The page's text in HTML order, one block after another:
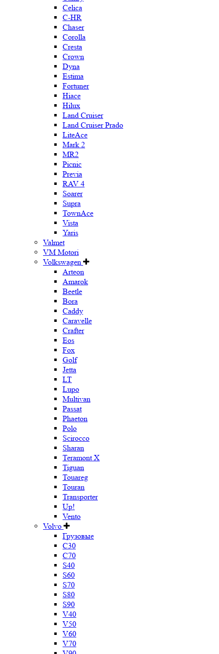
Celica
C-HR
Chaser
Corolla
Cresta
Crown
Dyna
Estima
Fortuner
Hiace
Hilux
Land Cruiser
Land Cruiser Prado
LiteAce
Mark 2
MR2
Picnic
Previa
RAV 4
Soarer
Supra
TownAce
Vista
Yaris
Valmet
VM Motori
Volkswagen
Arteon
Amarok
Beetle
Bora
Caddy
Caravelle
Crafter
Eos
Fox
Golf
Jetta
LT
Lupo
Multivan
Passat
Phaeton
Polo
Scirocco
Sharan
Teramont X
Tiguan
Touareg
Touran
Transporter
Up!
Vento
Volvo
Грузовые
C30
C70
S40
S60
S70
S80
S90
V40
V50
V60
V70